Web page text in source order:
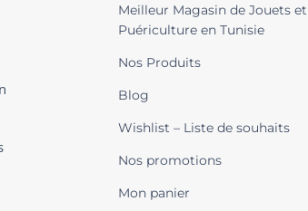
Meilleur Magasin de Jouets et
Puériculture en Tunisie
Nos Produits
Blog
Wishlist – Liste de souhaits
Nos promotions
Mon panier